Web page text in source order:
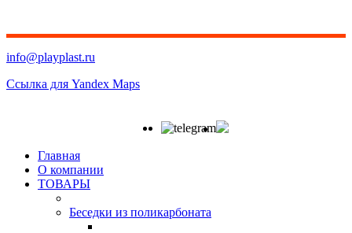
info@playplast.ru
Ссылка для Yandex Maps
Главная
О компании
ТОВАРЫ
Беседки из поликарбоната